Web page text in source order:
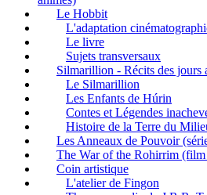
Le Hobbit
L'adaptation
Le livre
Sujets transversaux
Silmarillion - Récits des jours
Le Silmarillion
Les Enfants de Húrin
Contes et Légendes
Histoire de la Terre du
Les Anneaux de Pouvoir
The War of the Rohirrim
Coin artistique
L'atelier de Fingon